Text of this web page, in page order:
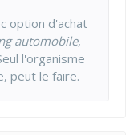
option d'achat
automobile,
l'organisme
peut le faire.